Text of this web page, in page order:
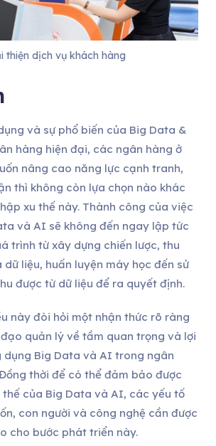
thiện dịch vụ khách hàng
và sự phổ biến của Big Data &
hàng hiện đại, các ngân hàng ở
nâng cao năng lực cạnh tranh,
thì không còn lựa chọn nào khác
xu thế này. Thành công của việc
và AI sẽ không đến ngay lập tức
trình từ xây dựng chiến lược, thu
liệu, huấn luyện máy học đến sử
được từ dữ liệu để ra quyết định.
này đòi hỏi một nhận thức rõ ràng
quản lý về tầm quan trọng và lợi
dụng Big Data và AI trong ngân
thời để có thể đảm bảo được
của Big Data và AI, các yếu tố
con người và công nghệ cần được
cho bước phát triển này.